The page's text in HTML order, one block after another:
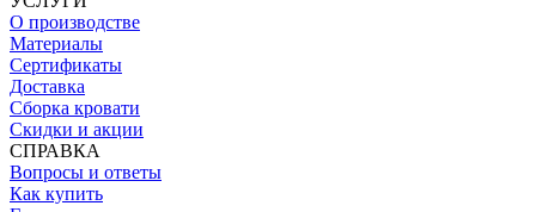
О производстве
Материалы
Сертификаты
Доставка
Сборка кровати
Скидки и акции
СПРАВКА
Вопросы и ответы
Как купить